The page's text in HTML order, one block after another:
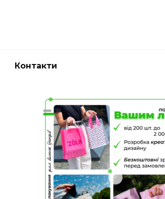
Контакти